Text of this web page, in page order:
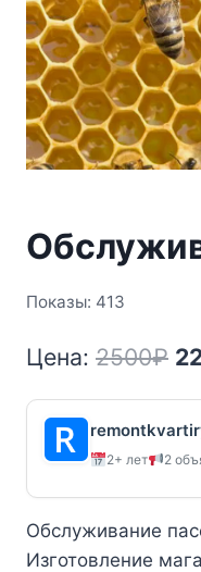
Показы: 413
Цена: 2500₽
2+ лет 2
Обслуживание
Изготовление